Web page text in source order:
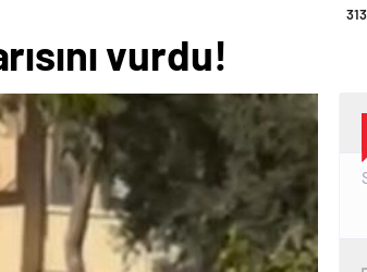
vurdu!